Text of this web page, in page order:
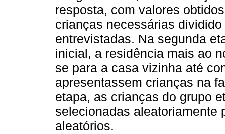
resposta, com valores
crianças necessárias
entrevistadas. Na segunda
inicial, a residência mais ao
se para a casa vizinha até
apresentassem crianças na
etapa, as crianças do grupo
selecionadas aleatoriamente
aleatórios.